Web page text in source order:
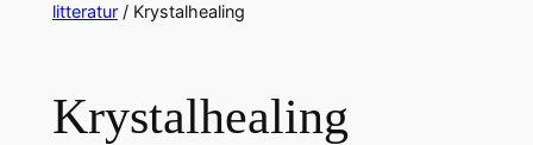
litteratur/ Krystalhealing
Krystalhealing